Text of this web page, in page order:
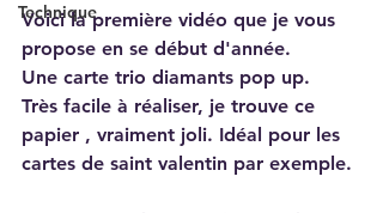
Technique
Voici la première vidéo que je vous
propose en se début d'année.
Une carte trio diamants pop up.
Très facile à réaliser, je trouve ce
papier , vraiment joli. Idéal pour les
cartes de saint valentin par exemple.